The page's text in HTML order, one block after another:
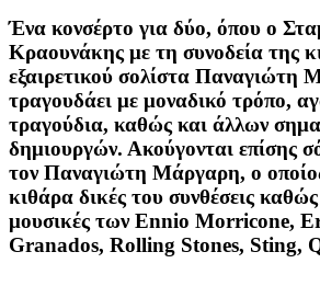
Ένα κονσέρτο για δύο, όπου ο
Κραουνάκης με τη συνοδεία της
εξαιρετικού σολίστα Παναγιώτη
τραγουδάει με μοναδικό τρόπο,
τραγούδια, καθώς και άλλων
δημιουργών. Ακούγονται επίσης
τον Παναγιώτη Μάργαρη, ο
κιθάρα δικές του συνθέσεις
μουσικές των Ennio Morricone,
Granados, Rolling Stones, Sting,